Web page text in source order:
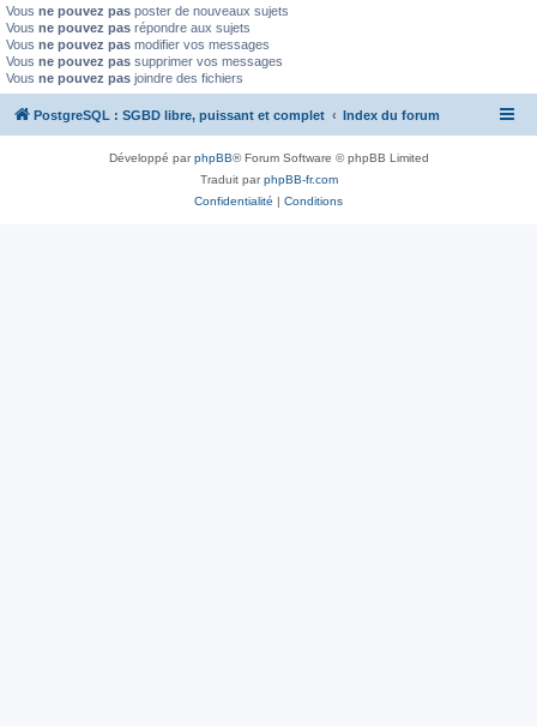
Vous ne pouvez pas poster de nouveaux sujets
Vous ne pouvez pas répondre aux sujets
Vous ne pouvez pas modifier vos messages
Vous ne pouvez pas supprimer vos messages
Vous ne pouvez pas joindre des fichiers
PostgreSQL : SGBD libre, puissant et complet Index du forum
Développé parphpBB® Forum Software © phpBB Limited
Traduit parphpBB-fr.com
Confidentialité | Conditions